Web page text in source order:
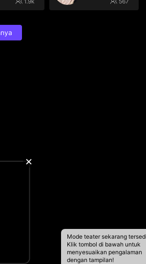
Mode teater sekarang
Klik tombol di bawah untuk
menyesuaikan pengalaman
dengan tampilan!